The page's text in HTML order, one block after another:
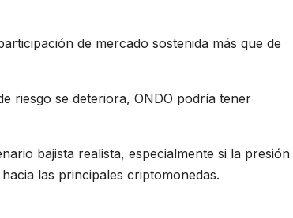
de mercado sostenida más que de
riesgo se deteriora, ONDO podría tener
bajista realista, especialmente si la presión
las principales criptomonedas.